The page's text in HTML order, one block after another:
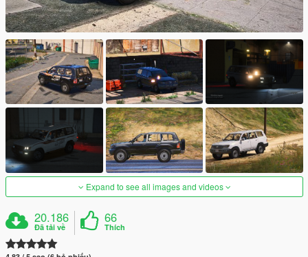
Expand to see all images and videos
20.186
Đã tải về
66
Thích